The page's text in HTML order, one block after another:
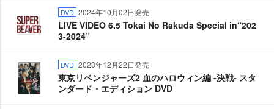
DVD 2024年10月02日発売
LIVE VIDEO 6.5 Tokai No Rakuda Special in“202
3-2024”
DVD 2023年12月22日発売
東京リベンジャーズ2 血のハロウィン編 -決戦- スタ
ンダード・エディション DVD